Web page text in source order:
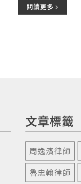
例，...
閱讀更多
文章標籤
周逸濱律師
魯忠翰律師